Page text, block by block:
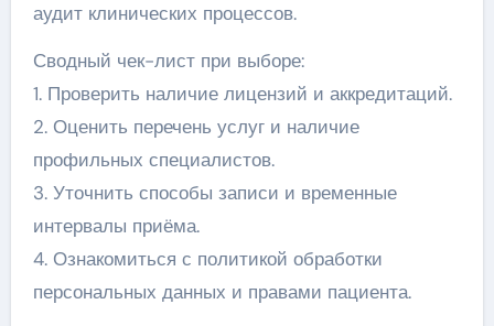
аудит клинических процессов.
Сводный чек-лист при выборе:
1. Проверить наличие лицензий и аккредитаций.
2. Оценить перечень услуг и наличие
профильных специалистов.
3. Уточнить способы записи и временные
интервалы приёма.
4. Ознакомиться с политикой обработки
персональных данных и правами пациента.